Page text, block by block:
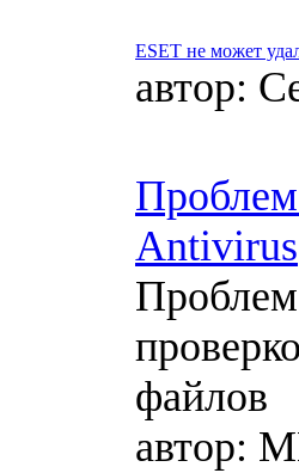
ESET не может
автор:
Antivirus
файлов
автор: